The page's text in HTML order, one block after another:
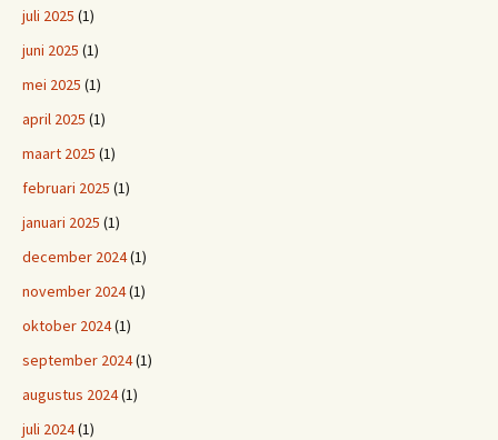
juli 2025 (1)
juni 2025 (1)
mei 2025 (1)
april 2025 (1)
maart 2025 (1)
februari 2025 (1)
januari 2025 (1)
december 2024(1)
november 2024(1)
oktober 2024(1)
september 2024(1)
augustus 2024(1)
juli 2024(1)